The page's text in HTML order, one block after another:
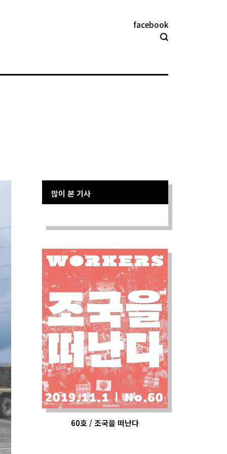
facebook
많이 본 기사
60호 / 조국을 떠난다